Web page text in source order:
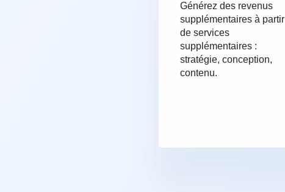
Générez des revenus
supplémentaires à partir
de services
supplémentaires :
stratégie, conception,
contenu.